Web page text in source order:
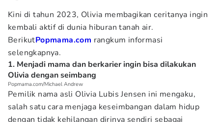
Kini di tahun 2023, Olivia membagikan ceritanya ingin
kembali aktif di dunia hiburan tanah air.
BerikutPopmama.com rangkum informasi
selengkapnya.
1. Menjadi mama dan berkarier ingin bisa dilakukan
Olivia dengan seimbang
Popmama.com/Michael Andrew
Pemilik nama asli Olivia Lubis Jensen ini mengaku,
salah satu cara menjaga keseimbangan dalam hidup
dengan tidak kehilangan dirinya sendiri sebagai